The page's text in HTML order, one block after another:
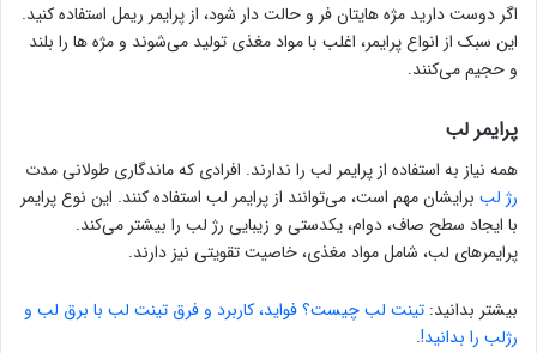
اگر دوست دارید مژه هایتان فر و حالت دار شود، از پرایمر ریمل استفاده کنید.
این سبک از انواع پرایمر، اغلب با مواد مغذی تولید می‌شوند و مژه ها را بلند
و حجیم می‌کنند.
پرایمر لب
همه نیاز به استفاده از پرایمر لب را ندارند. افرادی که ماندگاری طولانی مدت
رژ لب برایشان مهم است، می‌توانند از پرایمر لب استفاده کنند. این نوع پرایمر
با ایجاد سطح صاف، دوام، یکدستی و زیبایی رژ لب را بیشتر می‌کند.
پرایمرهای لب، شامل مواد مغذی، خاصیت تقویتی نیز دارند.
بیشتر بدانید: تینت لب چیست؟ فواید، کاربرد و فرق تینت لب با برق لب و
رژلب را بدانید!.